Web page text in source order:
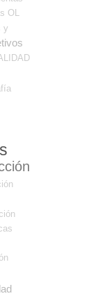
OL
y